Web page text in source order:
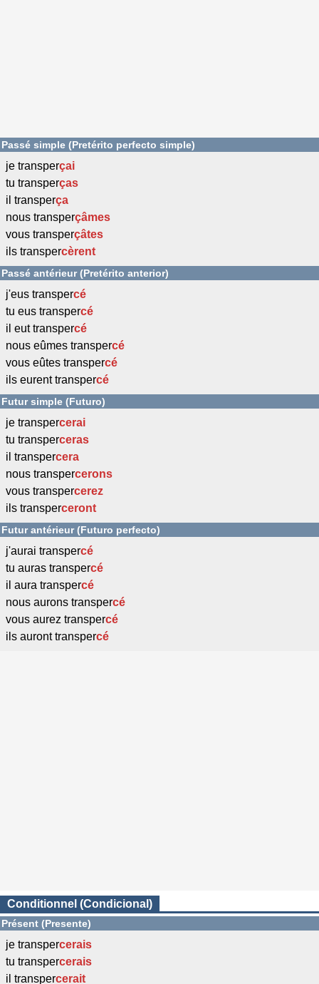
Passé simple (Pretérito perfecto simple)
je transperçai
tu transperças
il transperça
nous transperçâmes
vous transperçâtes
ils transpercèrent
Passé antérieur (Pretérito anterior)
j'eus transpercé
tu eus transpercé
il eut transpercé
nous eûmes transpercé
vous eûtes transpercé
ils eurent transpercé
Futur simple (Futuro)
je transpercerai
tu transperceras
il transpercera
nous transpercerons
vous transpercerez
ils transperceront
Futur antérieur (Futuro perfecto)
j'aurai transpercé
tu auras transpercé
il aura transpercé
nous aurons transpercé
vous aurez transpercé
ils auront transpercé
Conditionnel (Condicional)
Présent (Presente)
je transpercerais
tu transpercerais
il transpercerait